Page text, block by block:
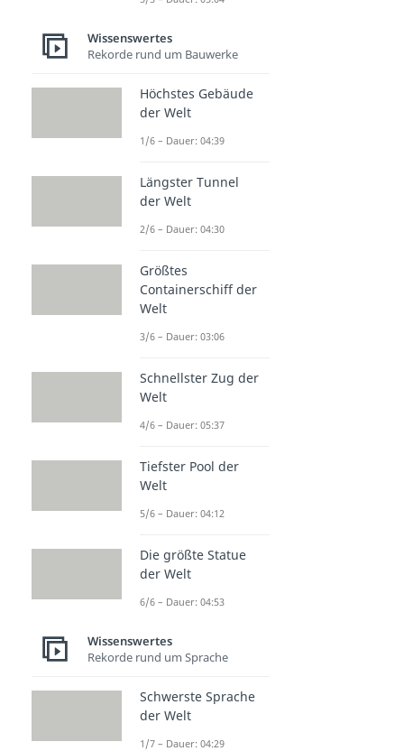
Wissenswertes
Rekorde rund um Bauwerke
Höchstes Gebäude
der Welt
1/6 – Dauer: 04:39
Längster Tunnel
der Welt
2/6 – Dauer: 04:30
Größtes
Containerschiff der
Welt
3/6 – Dauer: 03:06
Schnellster Zug der
Welt
4/6 – Dauer: 05:37
Tiefster Pool der
Welt
5/6 – Dauer: 04:12
Die größte Statue
der Welt
6/6 – Dauer: 04:53
Wissenswertes
Rekorde rund um Sprache
Schwerste Sprache
der Welt
1/7 – Dauer: 04:29